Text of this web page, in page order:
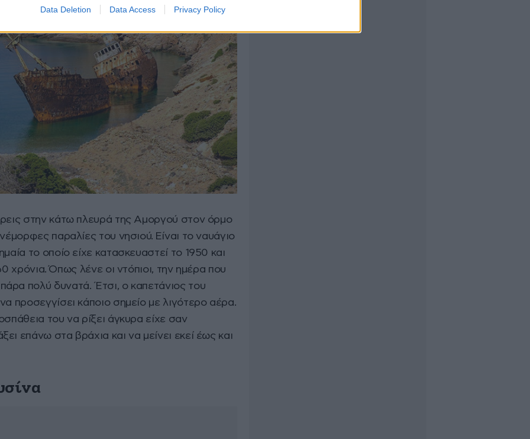
Data Deletion Data Access Privacy Policy
στην κάτω πλευρά της Αμοργού στον όρμο
παραλίες του νησιού. Είναι το ναυάγιο
το οποίο είχε κατασκευαστεί το 1950 και
χρόνια. Όπως λένε οι ντόπιοι, την ημέρα που
πολύ δυνατά. Έτσι, ο καπετάνιος του
προσεγγίσει κάποιο σημείο με λιγότερο αέρα.
του να ρίξει άγκυρα είχε σαν
επάνω στα βράχια και να μείνει εκεί έως και